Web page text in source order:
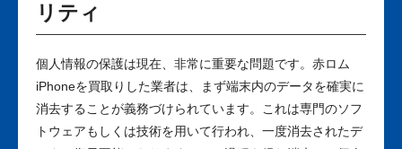
リティ
個人情報の保護は現在、非常に重要な問題です。赤ロム
iPhoneを買取りした業者は、まず端末内のデータを確実に
消去することが義務づけられています。これは専門のソフ
トウェアもしくは技術を用いて行われ、一度消去されたデ